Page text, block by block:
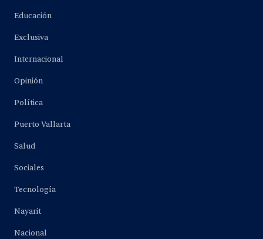
Educación
Exclusiva
Internacional
Opinión
Política
Puerto Vallarta
Salud
Sociales
Tecnología
Nayarit
Nacional